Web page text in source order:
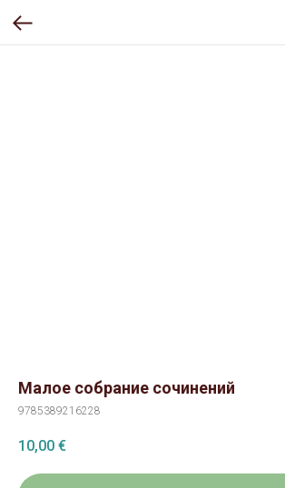
Малое собрание сочинений
9785389216228
10,00 €